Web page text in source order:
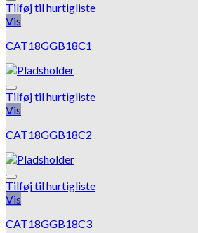
Tilføj til hurtigliste
Vis
CAT18GGB18C1
Tilføj til hurtigliste
Vis
CAT18GGB18C2
Tilføj til hurtigliste
Vis
CAT18GGB18C3